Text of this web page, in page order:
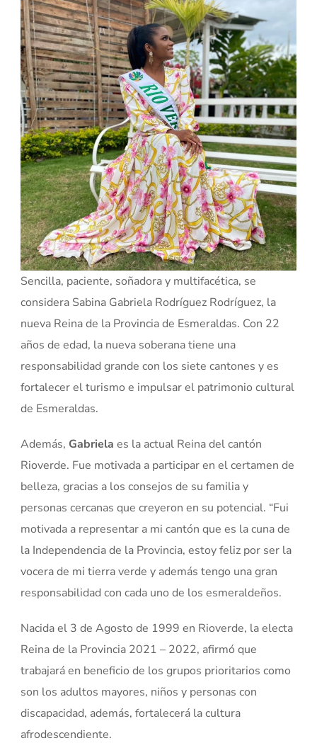
Sencilla, paciente, soñadora y multifacética, se
considera Sabina Gabriela Rodríguez Rodríguez, la
nueva Reina de la Provincia de Esmeraldas. Con 22
años de edad, la nueva soberana tiene una
responsabilidad grande con los siete cantones y es
fortalecer el turismo e impulsar el patrimonio cultural
de Esmeraldas.
Además, Gabriela es la actual Reina del cantón
Rioverde. Fue motivada a participar en el certamen de
belleza, gracias a los consejos de su familia y
personas cercanas que creyeron en su potencial. “Fui
motivada a representar a mi cantón que es la cuna de
la Independencia de la Provincia, estoy feliz por ser la
vocera de mi tierra verde y además tengo una gran
responsabilidad con cada uno de los esmeraldeños.
Nacida el 3 de Agosto de 1999 en Rioverde, la electa
Reina de la Provincia 2021 – 2022, afirmó que
trabajará en beneficio de los grupos prioritarios como
son los adultos mayores, niños y personas con
discapacidad, además, fortalecerá la cultura
afrodescendiente.